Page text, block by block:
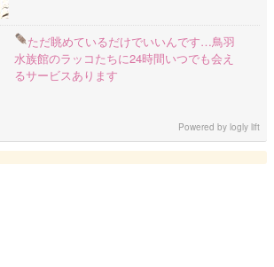
ただ眺めているだけでいいんです…鳥羽
水族館のラッコたちに24時間いつでも会え
るサービスあります
Powered bylogly lift